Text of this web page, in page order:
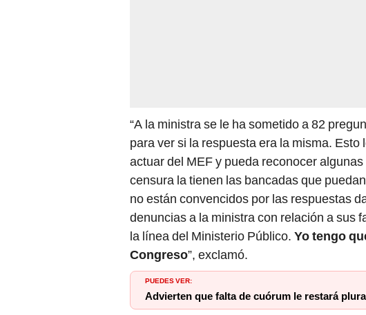
“A la ministra se le ha sometido a 82
para ver si la respuesta era la misma.
actuar del MEF y pueda reconocer
censura la tienen las bancadas que
no están convencidos por las respuestas
denuncias a la ministra con relación a sus
la línea del Ministerio Público. Yo tengo
Congreso”, exclamó.
PUEDES VER:
Advierten que falta de cuórum le restará